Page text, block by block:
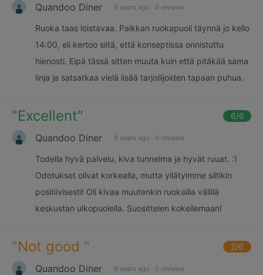
Quandoo Diner 9 years ago · 0 reviews
Ruoka taas loistavaa. Paikkan ruokapuoli täynnä jo kello
14:00, eli kertoo siitä, että konseptissa onnistuttu
hienosti. Eipä tässä sitten muuta kuin että pitäkää sama
linja ja satsatkaa vielä lisää tarjoilijoiden tapaan puhua.
"Excellent" 6/6
Quandoo Diner 9 years ago · 0 reviews
Todella hyvä palvelu, kiva tunnelma ja hyvät ruuat. :)
Odotukset olivat korkealla, mutta yllätyimme siltikin
positiivisesti! Oli kivaa muutenkin ruokailla välillä
keskustan ulkopuolella. Suosittelen kokeilemaan!
"Not good " 2/6
Quandoo Diner 9 years ago · 0 reviews